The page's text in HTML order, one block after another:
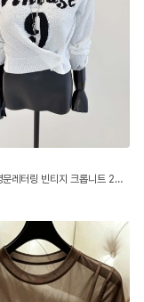
5.밑단 6.총길이
31 36
[국내생산] 영문레터링 빈티지 크롭니트 26FW